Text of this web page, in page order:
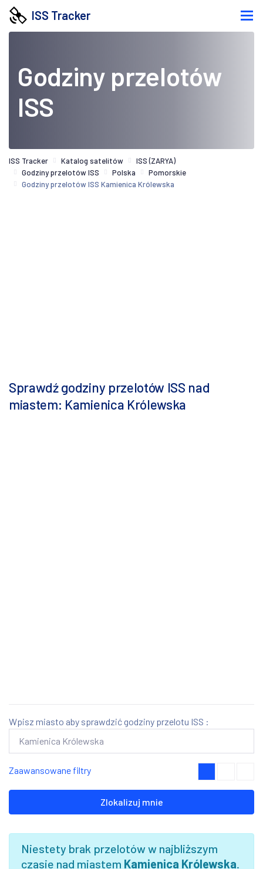
ISS Tracker
Godziny przelotów
ISS
ISS Tracker Katalog satelitów
ISS (ZARYA)
Godziny przelotów ISS
Polska
Pomorskie
Godziny przelotów ISS Kamienica Królewska
Sprawdź godziny przelotów ISS nad
miastem: Kamienica Królewska
Wpisz miasto aby sprawdzić godziny przelotu ISS :
Zaawansowane filtry
Zlokalizuj mnie
Niestety brak przelotów w najbliższym
czasie nad miastem Kamienica Królewska.